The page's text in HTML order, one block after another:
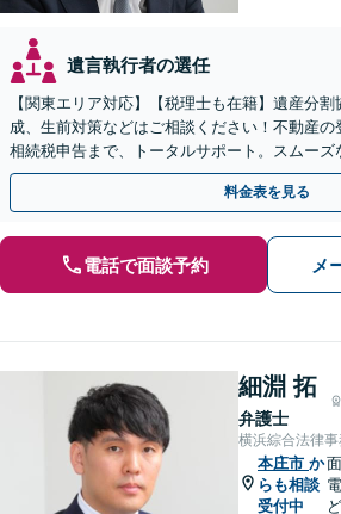
遺言執行者の選任
【関東エリア対応】【税理士も在籍】遺産分
成、生前対策などはご相談ください！不動産の
相続税申告まで、トータルサポート。スムーズ
ニケーション◎お気軽にご相談ください。
料金表を見る
電話で面談予約 メ
細淵 拓
弁護士
横浜綜合法律
本庄市 か
らも相談
受付中